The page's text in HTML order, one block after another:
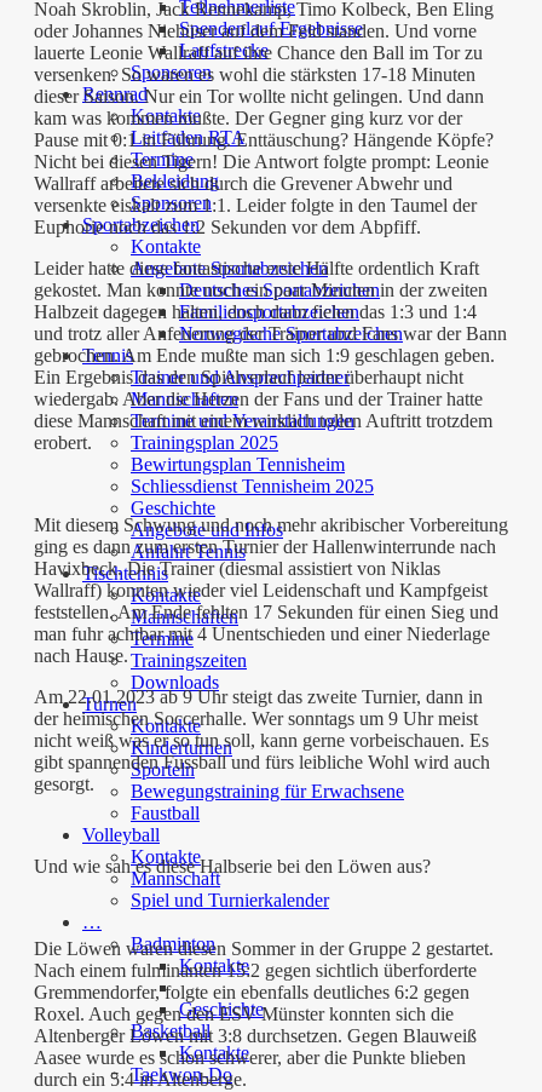
Teilnehmerliste
Spendenlauf Ergebnisse
Laufstrecke
Sponsoren
Rennrad
Kontakte
Leitfaden RTA
Termine
Bekleidung
Sponsoren
Sportabzeichen
Kontakte
Angebote Sportabzeichen
Deutsches Sportabzeichen
Familiensportabzeichen
Norwegische Sportabzeichen
Tennis
Trainer und Ansprechpartner
Mannschaften
Termine und Veranstaltungen
Trainingsplan 2025
Bewirtungsplan Tennisheim
Schliessdienst Tennisheim 2025
Geschichte
Angebote und Infos
Anfahrt Tennis
Tischtennis
Kontakte
Mannschaften
Termine
Trainingszeiten
Downloads
Turnen
Kontakte
Kinderturnen
Sporteln
Bewegungstraining für Erwachsene
Faustball
Volleyball
Kontakte
Mannschaft
Spiel und Turnierkalender
…
Badminton
Kontakte
Geschichte
Basketball
Kontakte
Taekwon-Do
Noah Skroblin, Jack Rennekamp, Timo Kolbeck, Ben Eling
oder Johannes Niehüser auf dem Feld standen. Und vorne
lauerte Leonie Wallraff auf ihre Chance den Ball im Tor zu
versenken. So waren es wohl die stärksten 17-18 Minuten
dieser Saison. Nur ein Tor wollte nicht gelingen. Und dann
kam was kommen mußte. Der Gegner ging kurz vor der
Pause mit 0:1 in Führung. Enttäuschung? Hängende Köpfe?
Nicht bei diesen Tigern! Die Antwort folgte prompt: Leonie
Wallraff arbeitete sich durch die Grevener Abwehr und
versenkte eiskalt zum 1:1. Leider folgte in den Taumel der
Euphorie noch das 1:2 Sekunden vor dem Abpfiff.
Leider hatte diese fantastische erste Hälfte ordentlich Kraft
gekostet. Man konnte noch ein paar Minuten in der zweiten
Halbzeit dagegen halten, doch dann fielen das 1:3 und 1:4
und trotz aller Anfeuerung der Trainer und Fans war der Bann
gebrochen. Am Ende mußte man sich 1:9 geschlagen geben.
Ein Ergebnis das den Spielverlauf leider überhaupt nicht
wiedergab. Aber die Herzen der Fans und der Trainer hatte
diese Mannschaft mit einem wirklich tollen Auftritt trotzdem
erobert.
Mit diesem Schwung und noch mehr akribischer Vorbereitung
ging es dann zum ersten Turnier der Hallenwinterrunde nach
Havixbeck. Die Trainer (diesmal assistiert von Niklas
Wallraff) konnten wieder viel Leidenschaft und Kampfgeist
feststellen. Am Ende fehlten 17 Sekunden für einen Sieg und
man fuhr achtbar mit 4 Unentschieden und einer Niederlage
nach Hause.
Am 22.01.2023 ab 9 Uhr steigt das zweite Turnier, dann in
der heimischen Soccerhalle. Wer sonntags um 9 Uhr meist
nicht weiß was er so tun soll, kann gerne vorbeischauen. Es
gibt spannenden Fussball und fürs leibliche Wohl wird auch
gesorgt.
Und wie sah es diese Halbserie bei den Löwen aus?
Die Löwen waren diesen Sommer in der Gruppe 2 gestartet.
Nach einem fulminanten 15:2 gegen sichtlich überforderte
Gremmendorfer, folgte ein ebenfalls deutliches 6:2 gegen
Roxel. Auch gegen den ESV Münster konnten sich die
Altenberger Löwen mit 3:8 durchsetzen. Gegen Blauweiß
Aasee wurde es schon schwerer, aber die Punkte blieben
durch ein 5:4 in Altenberge.